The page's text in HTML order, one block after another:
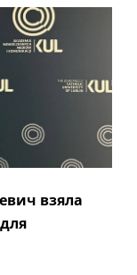
взяла